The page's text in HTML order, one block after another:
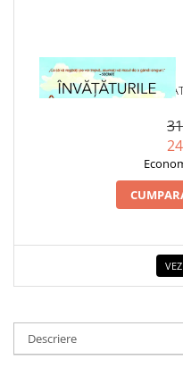
1 x INVATATURILE
INTELEPTILOR
Descriere